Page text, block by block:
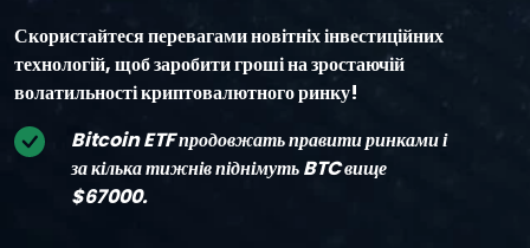
Скористайтеся перевагами новітніх інвестиційних
технологій, щоб заробити гроші на зростаючій
волатильності криптовалютного ринку!
Bitcoin ETF продовжать правити ринками і
за кілька тижнів піднімуть BTC вище
$67000.